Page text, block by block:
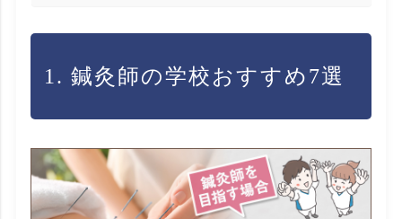
1. 鍼灸師の学校おすすめ7選